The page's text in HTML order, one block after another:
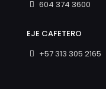
604 374 3600
EJE CAFETERO
+57 313 305 2165